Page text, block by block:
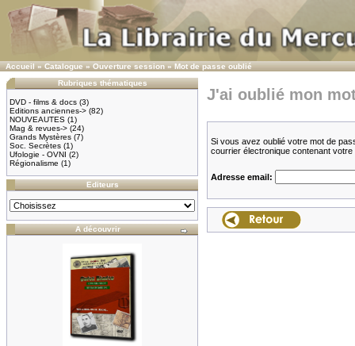
Accueil»Catalogue»Ouverture session»Mot de passe oublié
Rubriques thématiques
DVD - films & docs (3)
Editions anciennes-> (82)
NOUVEAUTES (1)
Mag & revues-> (24)
Grands Mystères (7)
Soc. Secrètes (1)
Ufologie - OVNI (2)
Régionalisme (1)
Editeurs
A découvrir
J'ai oublié mon
Si vous avez oublié votre mot de
courrier électronique contenant
Adresse email: